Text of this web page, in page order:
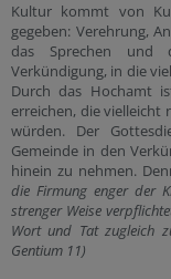
Kultur kommt von
gegeben: Verehrung,
das Sprechen und
Verkündigung, in die
Durch das Hochamt
erreichen, die vielleicht
würden. Der
Gemeinde in den
hinein zu nehmen.
die Firmung enger der
strenger Weise
Wort und Tat zugleich
Gentium 11)